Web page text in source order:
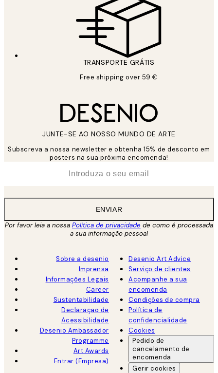
TRANSPORTE GRÁTIS
Free shipping over 59 €
JUNTE-SE AO NOSSO MUNDO DE ARTE
Subscreva a nossa newsletter e obtenha 15% de desconto em
posters na sua próxima encomenda!
ENVIAR
Por favor leia a nossa Política de privacidade de como é processada
a sua informação pessoal
Sobre a desenio
Imprensa
Informações Legais
Career
Sustentabilidade
Declaração de
Acessibilidade
Desenio Ambassador
Programme
Art Awards
Entrar (Empresa)
Desenio Art Advice
Serviço de clientes
Acompanhe a sua
encomenda
Condições de compra
Política de
confidencialidade
Cookies
Pedido de
cancelamento de
encomenda
Gerir cookies